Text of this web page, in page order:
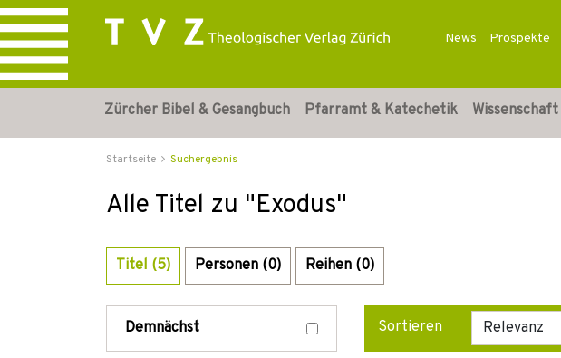
News Prospekte
Zürcher Bibel & Gesangbuch Pfarramt & Katechetik
Startseite Suchergebnis
Alle Titel zu "Exodus"
Titel (5) Personen (0) Reihen (0)
Demnächst Sortieren